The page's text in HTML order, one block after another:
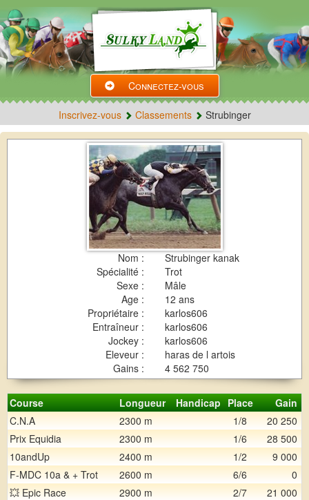
Connectez-vous
Inscrivez-vous Classements Strubinger
Nom :
Strubinger kanak
Spécialité :
Trot
Sexe :
Mâle
Age :
12 ans
Propriétaire :
karlos606
Entraîneur :
karlos606
Jockey :
karlos606
Eleveur :
haras de l artois
Gains :
4 562 750
Course Longueur Handicap Place
Gain
C.N.A
2300 m 1/8 20 250
Prix Equidia
2300 m 1/6 28 500
10andUp
2400 m 1/2 9 000
F-MDC 10a & + Trot
2600 m 6/6 0
💥 Epic Race
2900 m 2/7 21 000